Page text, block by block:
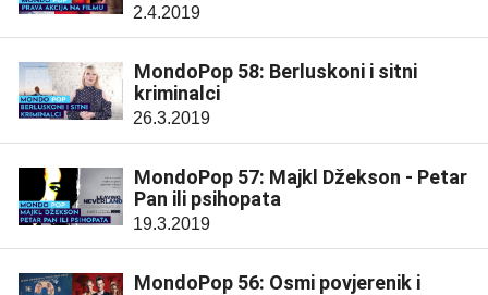
2.4.2019
MondoPop 58: Berluskoni i sitni
kriminalci
26.3.2019
MondoPop 57: Majkl Džekson - Petar
Pan ili psihopata
19.3.2019
MondoPop 56: Osmi povjerenik i